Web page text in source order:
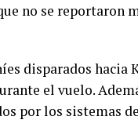
no se reportaron
disparados hacia
el vuelo.
por los sistemas